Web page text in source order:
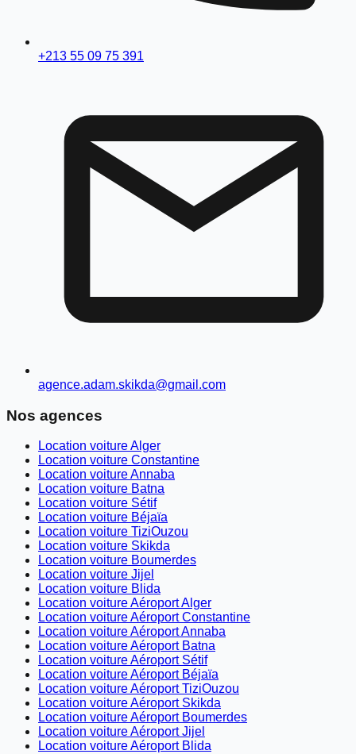
+213 55 09 75 391
agence.adam.skikda@gmail.com
Nos agences
Location voiture Alger
Location voiture Constantine
Location voiture Annaba
Location voiture Batna
Location voiture Sétif
Location voiture Béjaïa
Location voiture TiziOuzou
Location voiture Skikda
Location voiture Boumerdes
Location voiture Jijel
Location voiture Blida
Location voiture Aéroport Alger
Location voiture Aéroport Constantine
Location voiture Aéroport Annaba
Location voiture Aéroport Batna
Location voiture Aéroport Sétif
Location voiture Aéroport Béjaïa
Location voiture Aéroport TiziOuzou
Location voiture Aéroport Skikda
Location voiture Aéroport Boumerdes
Location voiture Aéroport Jijel
Location voiture Aéroport Blida